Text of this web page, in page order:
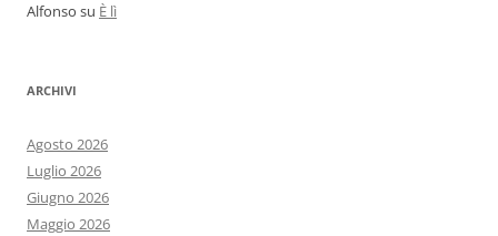
Alfonso su È lì
ARCHIVI
Agosto 2026
Luglio 2026
Giugno 2026
Maggio 2026